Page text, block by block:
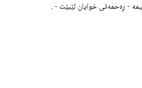
- ڕه‌حمه‌تی خوایان لێبێت - .